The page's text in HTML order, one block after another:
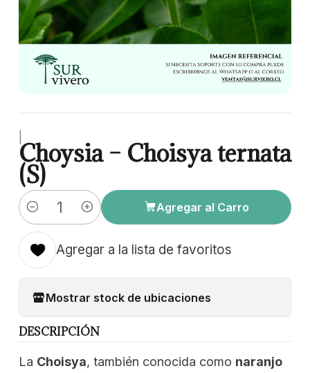
Choysia – Choisya ternata
(S)
Cantidad
Agregar al Carro
Agregar a la lista de favoritos
Mostrar stock de ubicaciones
DESCRIPCIÓN
La Choisya, también conocida como naranjo